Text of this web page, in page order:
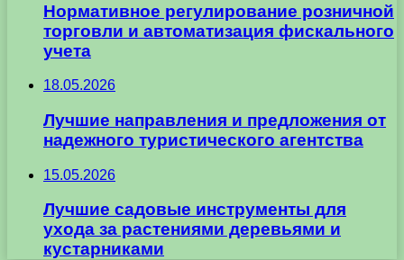
Нормативное регулирование розничной
торговли и автоматизация фискального
учета
18.05.2026
Лучшие направления и предложения от
надежного туристического агентства
15.05.2026
Лучшие садовые инструменты для
ухода за растениями деревьями и
кустарниками